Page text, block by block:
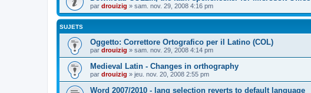
par drouizig » sam. nov. 29, 2008 4:16 pm
SUJETS
Oggetto: Correttore Ortografico per il Latino (COL)
par drouizig » sam. nov. 29, 2008 4:14 pm
Medieval Latin - Changes in orthography
par drouizig » jeu. nov. 20, 2008 2:55 pm
Word 2007/2010 - lang selection reverts to default language